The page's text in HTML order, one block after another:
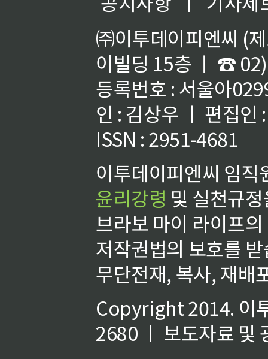
㈜이투데이피엔씨 (
이빌딩 15층 ㅣ ☎
등록번호 : 서울아
인 : 김상우 ㅣ 편집인
ISSN : 2951-4681
이투데이피엔씨 임
윤리강령 및 실천규
브라보 마이 라이프
저작권법의 보호를
무단전재, 복사, 재배
Copyright 2014. 이
2680 ㅣ 보도자료